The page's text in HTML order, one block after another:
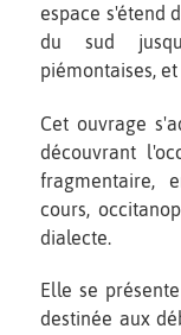
espace s'étend
du sud
piémontaises,
Cet ouvrage
découvrant
fragmentaire,
cours,
dialecte.
Elle se
destinée aux